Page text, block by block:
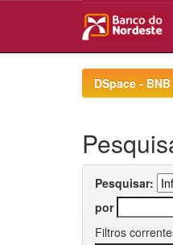
DSpace -
Pesquisar:
por
Filtros